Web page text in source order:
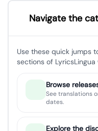
Navigate the
Use these quick jumps
sections of
Browse
See translations
dates.
Explore the